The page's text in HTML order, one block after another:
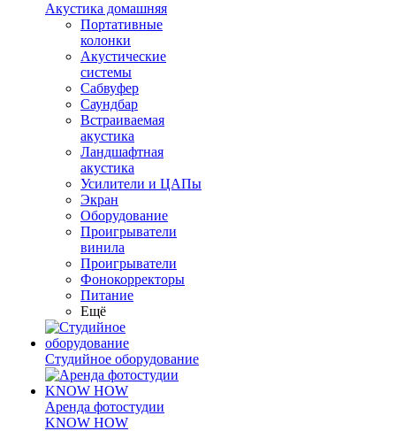
Акустика домашняя
Портативные
колонки
Акустические
системы
Сабвуфер
Саундбар
Встраиваемая
акустика
Ландшафтная
акустика
Усилители и ЦАПы
Экран
Оборудование
Проигрыватели
винила
Проигрыватели
Фонокорректоры
Питание
Ещё
Студийное оборудование
Аренда фотостудии
KNOW HOW